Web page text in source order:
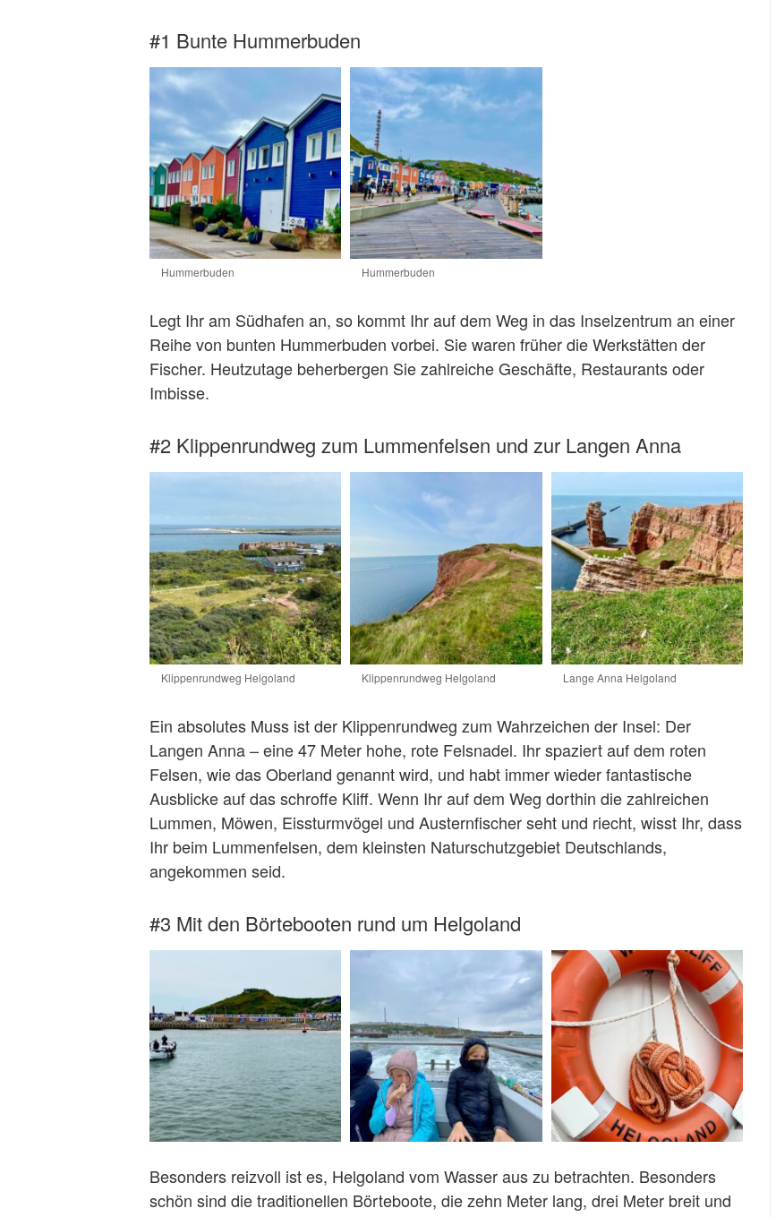
#1 Bunte Hummerbuden
Hummerbuden Hummerbuden
Legt Ihr am Südhafen an, so kommt Ihr auf dem Weg in das Inselzentrum an einer
Reihe von bunten Hummerbuden vorbei. Sie waren früher die Werkstätten der
Fischer. Heutzutage beherbergen Sie zahlreiche Geschäfte, Restaurants oder
Imbisse.
#2 Klippenrundweg zum Lummenfelsen und zur Langen Anna
Klippenrundweg Helgoland Klippenrundweg Helgoland Lange Anna Helgoland
Ein absolutes Muss ist der Klippenrundweg zum Wahrzeichen der Insel: Der
Langen Anna – eine 47 Meter hohe, rote Felsnadel. Ihr spaziert auf dem roten
Felsen, wie das Oberland genannt wird, und habt immer wieder fantastische
Ausblicke auf das schroffe Kliff. Wenn Ihr auf dem Weg dorthin die zahlreichen
Lummen, Möwen, Eissturmvögel und Austernfischer seht und riecht, wisst Ihr, dass
Ihr beim Lummenfelsen, dem kleinsten Naturschutzgebiet Deutschlands,
angekommen seid.
#3 Mit den Börtebooten rund um Helgoland
Besonders reizvoll ist es, Helgoland vom Wasser aus zu betrachten. Besonders
schön sind die traditionellen Börteboote, die zehn Meter lang, drei Meter breit und